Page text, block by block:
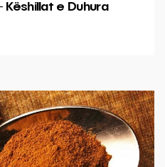
Këshillat e Duhura